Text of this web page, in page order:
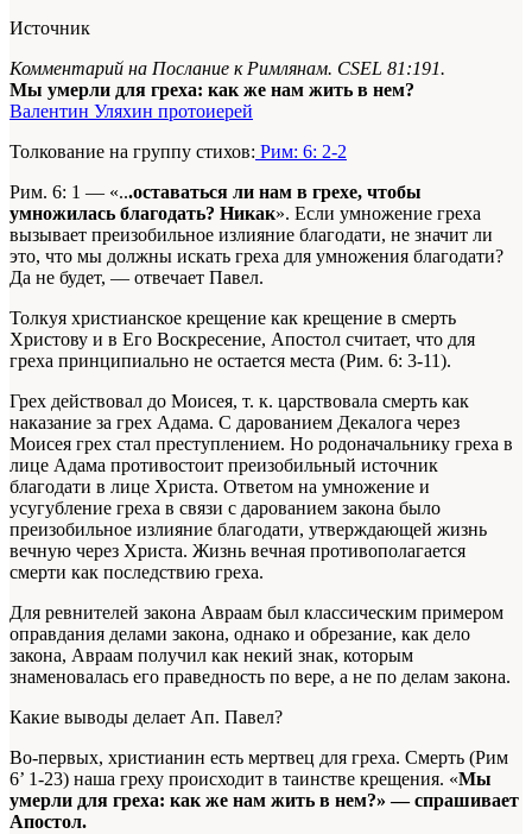
Источник
Комментарий на Послание к Римлянам. CSEL 81:191.
Мы умерли для греха: как же нам жить в нем?
Валентин Уляхин протоиерей
Толкование на группу стихов: Рим: 6: 2-2
Рим. 6: 1 — «...оставаться ли нам в грехе, чтобы
умножилась благодать? Никак». Если умножение греха
вызывает преизобильное излияние благодати, не значит ли
это, что мы должны искать греха для умножения благодати?
Да не будет, — отвечает Павел.
Толкуя христианское крещение как крещение в смерть
Христову и в Его Воскресение, Апостол считает, что для
греха принципиально не остается места (Рим. 6: 3-11).
Грех действовал до Моисея, т. к. царствовала смерть как
наказание за грех Адама. С дарованием Декалога через
Моисея грех стал преступлением. Но родоначальнику греха в
лице Адама противостоит преизобильный источник
благодати в лице Христа. Ответом на умножение и
усугубление греха в связи с дарованием закона было
преизобильное излияние благодати, утверждающей жизнь
вечную через Христа. Жизнь вечная противополагается
смерти как последствию греха.
Для ревнителей закона Авраам был классическим примером
оправдания делами закона, однако и обрезание, как дело
закона, Авраам получил как некий знак, которым
знаменовалась его праведность по вере, а не по делам закона.
Какие выводы делает Ап. Павел?
Во-первых, христианин есть мертвец для греха. Смерть (Рим
6’ 1-23) наша греху происходит в таинстве крещения. «Мы
умерли для греха: как же нам жить в нем?» — спрашивает
Апостол.